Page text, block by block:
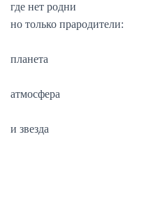
где нет родни
но только прародители:
планета
атмосфера
и звезда